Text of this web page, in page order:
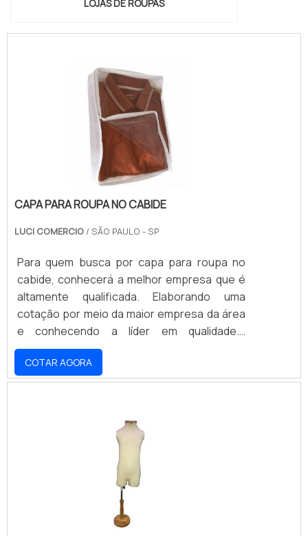
LOJAS DE ROUPAS
CAPA PARA ROUPA NO CABIDE
LUCI COMERCIO / SÃO PAULO - SP
Para quem busca por capa para roupa no
cabide, conhecerá a melhor empresa que é
altamente qualificada. Elaborando uma
cotação por meio da maior empresa da área
e conhecendo a líder em qualidade.É
importante lembrar que o produto deve ser
adquirido com empresas especializadas.
Esse tipo de cuidado ajuda a garantir a
de evitar prejuízos com substituições
frequentes de produtos que não cumprem
com suas funções adequadamente. Assim, é
possível poupar gastos
desnecessários.MAIS INFORMAÇÕES SOBRE
CAPA PARA ROUPA NO CABIDEQuem procura
por capa para roupa no cabide, acha a Luci
COTAR AGORA